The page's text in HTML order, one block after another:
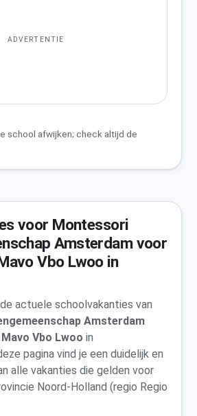
ADVERTENTIE
school afwijken; check altijd de
voor Montessori
Amsterdam voor
Vbo Lwoo in
actuele schoolvakanties van
Amsterdam
Vbo Lwoo in
pagina vind je een duidelijk en
alle vakanties die gelden voor
Noord-Holland (regio Regio